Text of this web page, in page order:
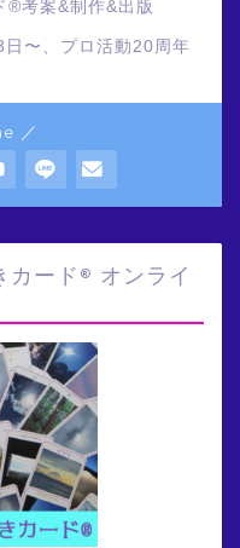
®️考案&制作&出版
〜、プロ活動20周年
／